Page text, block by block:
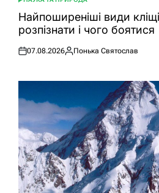
ОПУБЛІКУВАТИ
УНайпоширеніші види
розпізнати і чого боятися
Оприлюднено
07.08.2026
Опубліковано
Понька Святослав